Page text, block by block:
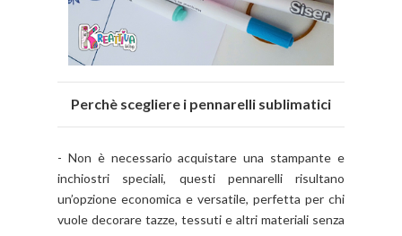
Perchè scegliere i pennarelli sublimatici
- Non è necessario acquistare una stampante e
inchiostri speciali, questi pennarelli risultano
un’opzione economica e versatile, perfetta per chi
vuole decorare tazze, tessuti e altri materiali senza